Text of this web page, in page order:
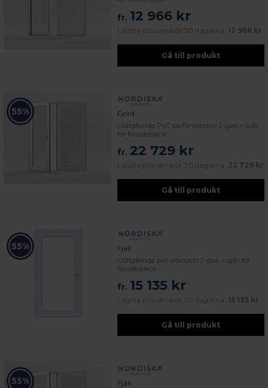
fr. 12 966 kr
Lägsta pris senaste 30 dagarna: 12 966 kr
Gå till produkt
55% Fjord
Utåtgående PVC parfönsterdörr 2-glas + spår
för fönsterbleck
fr. 22 729 kr
Lägsta pris senaste 30 dagarna: 22 729 kr
Gå till produkt
55% Fjäll
Utåtgående pvc altandörr 2-glas + spår för
fönsterbleck
fr. 15 135 kr
Lägsta pris senaste 30 dagarna: 15 135 kr
Gå till produkt
55% Fjäll